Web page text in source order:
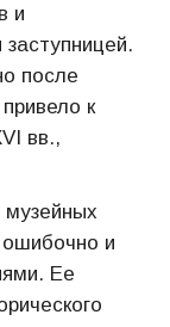
и
после
к
вв.,
музейных
и
Ее